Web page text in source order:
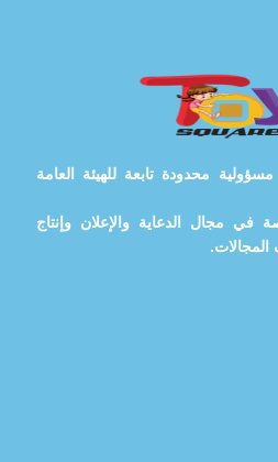
محدودة تابعة للهيئة العامة
2016 متخصصة في مجال الدعاية والإعلان وإنتاج
المجالات.